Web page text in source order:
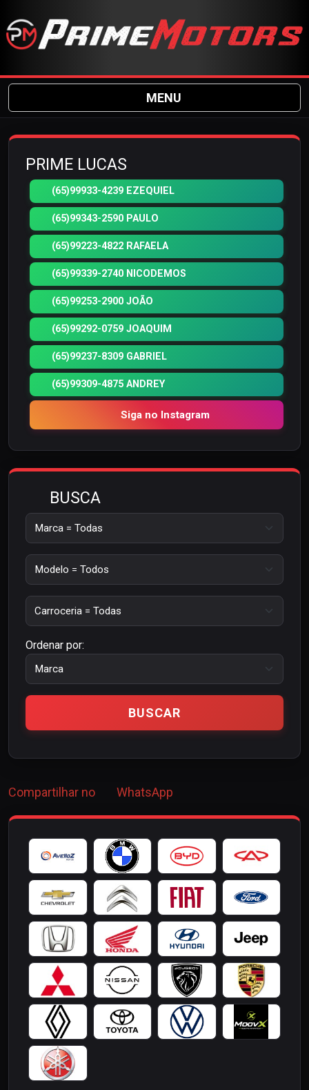
MENU
PRIME LUCAS
(65)99933-4239 EZEQUIEL
(65)99343-2590 PAULO
(65)99223-4822 RAFAELA
(65)99339-2740 NICODEMOS
(65)99253-2900 JOÃO
(65)99292-0759 JOAQUIM
(65)99237-8309 GABRIEL
(65)99309-4875 ANDREY
Siga no Instagram
BUSCA
Ordenar por:
Compartilhar no WhatsApp